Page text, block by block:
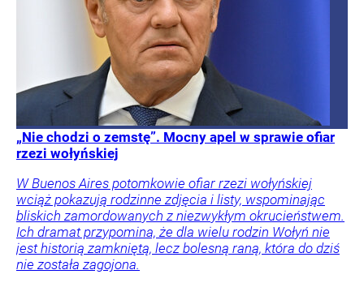
„Nie chodzi o zemstę”. Mocny apel w sprawie ofiar
rzezi wołyńskiej
W Buenos Aires potomkowie ofiar rzezi wołyńskiej
wciąż pokazują rodzinne zdjęcia i listy, wspominając
bliskich zamordowanych z niezwykłym okrucieństwem.
Ich dramat przypomina, że dla wielu rodzin Wołyń nie
jest historią zamkniętą, lecz bolesną raną, która do dziś
nie została zagojona.